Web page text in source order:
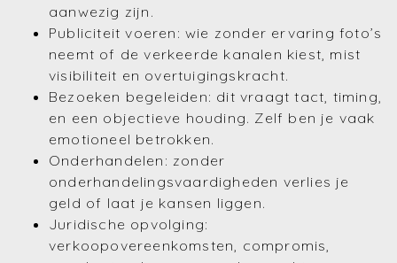
aanwezig zijn.
Publiciteit voeren: wie zonder ervaring foto’s
neemt of de verkeerde kanalen kiest, mist
visibiliteit en overtuigingskracht.
Bezoeken begeleiden: dit vraagt tact, timing,
en een objectieve houding. Zelf ben je vaak
emotioneel betrokken.
Onderhandelen: zonder
onderhandelingsvaardigheden verlies je
geld of laat je kansen liggen.
Juridische opvolging:
verkoopovereenkomsten, compromis,